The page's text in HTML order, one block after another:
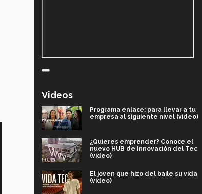
Videos
Programa enlace: para llevar a tu
empresa al siguiente nivel (video)
¿Quieres emprender? Conoce el
nuevo HUB de Innovación del Tec
(video)
El joven que hizo del baile su vida
(video)